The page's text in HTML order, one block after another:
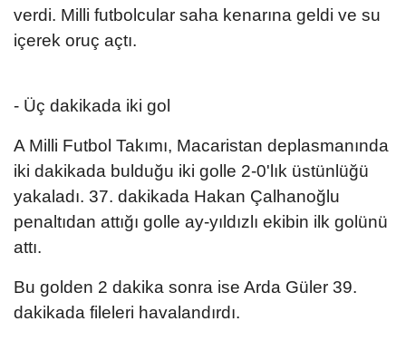
verdi. Milli futbolcular saha kenarına geldi ve su
içerek oruç açtı.
- Üç dakikada iki gol
A Milli Futbol Takımı, Macaristan deplasmanında
iki dakikada bulduğu iki golle 2-0'lık üstünlüğü
yakaladı. 37. dakikada Hakan Çalhanoğlu
penaltıdan attığı golle ay-yıldızlı ekibin ilk golünü
attı.
Bu golden 2 dakika sonra ise Arda Güler 39.
dakikada fileleri havalandırdı.